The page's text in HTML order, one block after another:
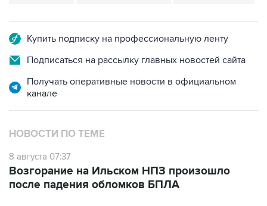
Подписаться на рассылку главных новостей сайта
Получать оперативные новости в официальном
НОВОСТИ ПО ТЕМЕ
8 августа 07:37
после падения обломков БПЛА